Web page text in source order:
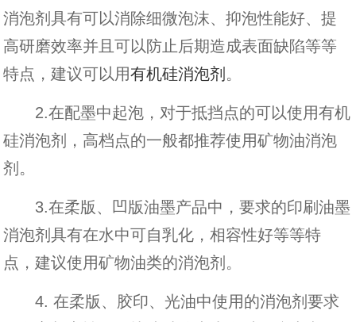
消泡剂具有可以消除细微泡沫、抑泡性能好、提
高研磨效率并且可以防止后期造成表面缺陷等等
特点，建议可以用有机硅消泡剂 。
2.在配墨中起泡，对于抵挡点的可以使用有机
硅消泡剂，高档点的一般都推荐使用矿物油消泡
剂。
3.在柔版、凹版油墨产品中，要求的印刷油墨
消泡剂具有在水中可自乳化，相容性好等等特
点，建议使用矿物油类的消泡剂。
4. 在柔版、胶印、光油中使用的消泡剂要求